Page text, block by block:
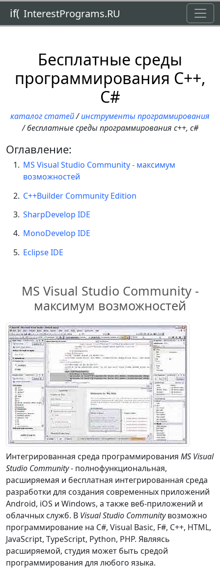
if( InterestPrograms.RU
Бесплатные среды
программирования С++,
C#
каталог статей/инструменты программирования
/ бесплатные среды программирования с++, c#
Оглавление:
MS Visual Studio Community - максимум
возможностей
C++Builder Community Edition
SharpDevelop IDE
MonoDevelop IDE
Eclipse IDE
MS Visual Studio Community -
максимум возможностей
Интегрированная среда программирования MS Visual
Studio Community- полнофункциональная,
расширяемая и бесплатная интегрированная среда
разработки для создания современных приложений
Android, iOS и Windows, а также веб-приложений и
облачных служб. В Visual Studio Communityвозможно
программирование на C#, Visual Basic, F#, C++, HTML,
JavaScript, TypeScript, Python, PHP. Являясь
расширяемой, студия может быть средой
программирования для любого языка.